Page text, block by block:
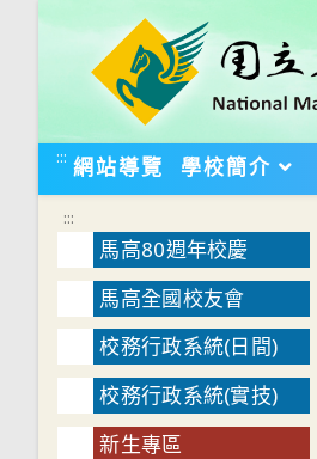
::: 網站導覽 學校簡介
:::
馬高80週年校慶
馬高全國校友會
校務行政系統(日間)
校務行政系統(實技)
新生專區